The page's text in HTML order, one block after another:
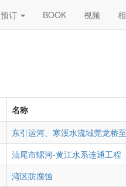
预订 BOOK 视频
名称
东引运河、寒溪水流域莞龙桥
汕尾市螺河-黄江水系连通工程
湾区防腐蚀